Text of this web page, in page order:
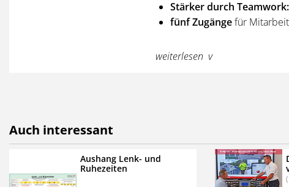
Stärker durch Teamwork:
fünf Zugängefür
Sie erhaltenalle Ausgaben
Kostenfreie Online-
Bestellen Sie jetzt das
weiterlesen
Auch interessant
Aushang Lenk- und
Ruhezeiten